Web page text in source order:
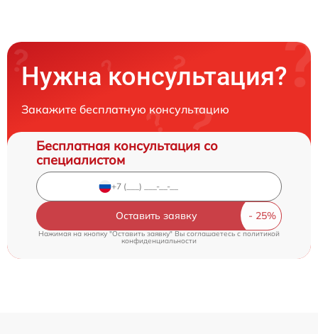
Нужна консультация?
Закажите бесплатную консультацию
Бесплатная консультация со
специалистом
Оставить заявку
Нажимая на кнопку "Оставить заявку" Вы соглашаетесь cполитикой
конфиденциальности